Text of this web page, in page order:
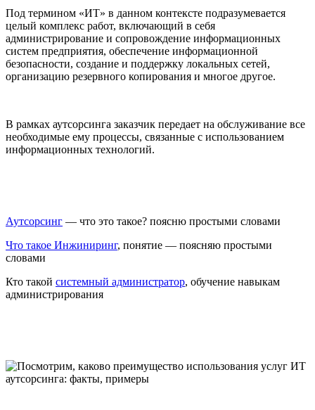
Под термином «ИТ» в данном контексте подразумевается
целый комплекс работ, включающий в себя
администрирование и сопровождение информационных
систем предприятия, обеспечение информационной
безопасности, создание и поддержку локальных сетей,
организацию резервного копирования и многое другое.
В рамках аутсорсинга заказчик передает на обслуживание все
необходимые ему процессы, связанные с использованием
информационных технологий.
Аутсорсинг — что это такое? поясню простыми словами
Что такое Инжиниринг, понятие — поясняю простыми
словами
Кто такой системный администратор, обучение навыкам
администрирования